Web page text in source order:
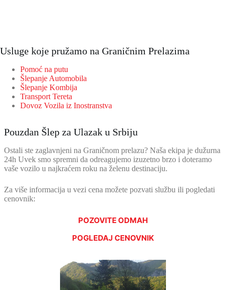
Usluge koje pružamo na Graničnim Prelazima
Pomoć na putu
Šlepanje Automobila
Šlepanje Kombija
Transport Tereta
Dovoz Vozila iz Inostranstva
Pouzdan Šlep za Ulazak u Srbiju
Ostali ste zaglavnjeni na Graničnom prelazu? Naša ekipa je dužurna
24h Uvek smo spremni da odreagujemo izuzetno brzo i doteramo
vaše vozilo u najkraćem roku na želenu destinaciju.
Za više informacija u vezi cena možete pozvati službu ili pogledati
cenovnik:
POZOVITE ODMAH
POGLEDAJ CENOVNIK